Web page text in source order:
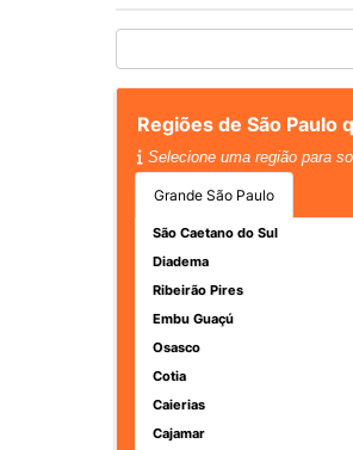
Regiões de São Paulo
Selecione uma região para
Grande São Paulo
São Caetano do Sul
Diadema
Ribeirão Pires
Embu Guaçú
Osasco
Cotia
Caierias
Cajamar